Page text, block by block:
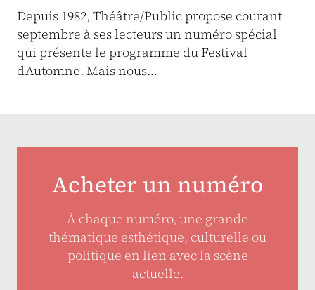
Depuis 1982, Théâtre/Public propose courant
septembre à ses lecteurs un numéro spécial
qui présente le programme du Festival
d'Automne. Mais nous…
Acheter un numéro
À chaque numéro, une grande
thématique esthétique, culturelle ou
politique en lien avec la scène
actuelle.